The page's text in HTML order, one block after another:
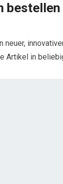
Artikel in